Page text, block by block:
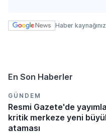
Haber
En Son Haberler
GÜNDEM
Resmi Gazete'de
kritik merkeze yeni
ataması